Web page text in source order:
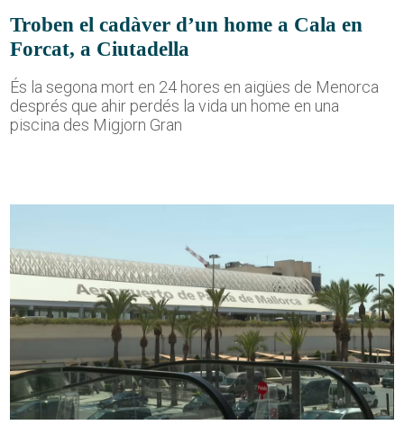
Troben el cadàver d’un home a Cala en
Forcat, a Ciutadella
És la segona mort en 24 hores en aigües de Menorca
després que ahir perdés la vida un home en una
piscina des Migjorn Gran